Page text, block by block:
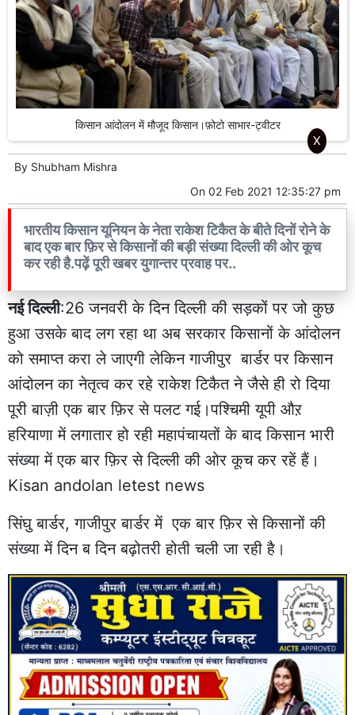
किसान आंदोलन में मौजूद किसान।फ़ोटो साभार-ट्वीटर
By Shubham Mishra
On 02 Feb 2021 12:35:27 pm
भारतीय किसान यूनियन के नेता राकेश टिकैत के बीते दिनों रोने के
बाद एक बार फ़िर से किसानों की बड़ी संख्या दिल्ली की ओर कूच
कर रही है.पढ़ें पूरी खबर युगान्तर प्रवाह पर..
नई दिल्ली:26 जनवरी के दिन दिल्ली की सड़कों पर जो कुछ
हुआ उसके बाद लग रहा था अब सरकार किसानों के आंदोलन
को समाप्त करा ले जाएगी लेकिन गाजीपुर बार्डर पर किसान
आंदोलन का नेतृत्व कर रहे राकेश टिकैत ने जैसे ही रो दिया
पूरी बाज़ी एक बार फ़िर से पलट गई।पश्चिमी यूपी औऱ
हरियाणा में लगातार हो रही महापंचायतों के बाद किसान भारी
संख्या में एक बार फ़िर से दिल्ली की ओर कूच कर रहें हैं।
Kisan andolan letest news
सिंघु बार्डर, गाजीपुर बार्डर में एक बार फ़िर से किसानों की
संख्या में दिन ब दिन बढ़ोतरी होती चली जा रही है।
X